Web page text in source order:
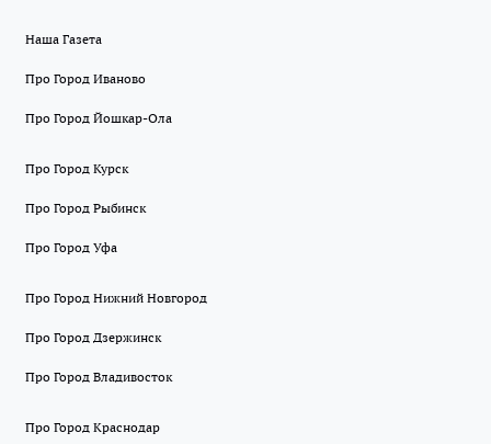
Наша Газета
Про Город Иваново
Про Город Йошкар-Ола
Про Город Курск
Про Город Рыбинск
Про Город Уфа
Про Город Нижний Новгород
Про Город Дзержинск
Про Город Владивосток
Про Город Краснодар